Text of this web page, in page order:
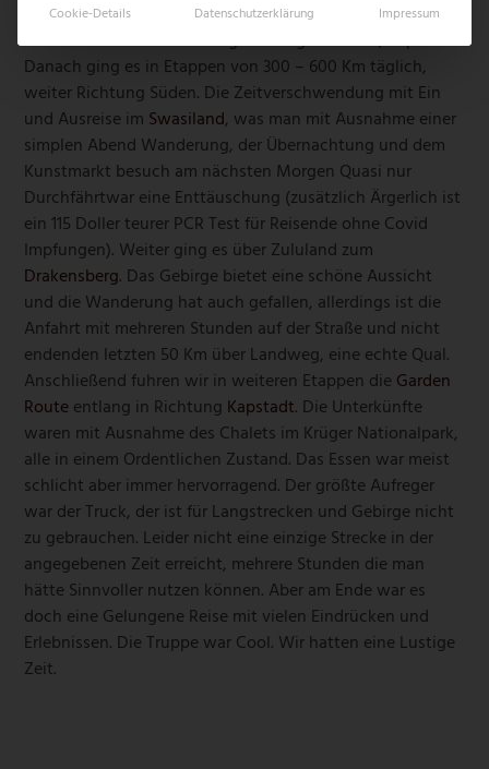
Pirschfahrten im Park mit einem Guide der beste
Kenntnisse besitzt und ein gutes Auge beweist, Top!
Danach ging es in Etappen von 300 – 600 Km täglich,
weiter Richtung Süden. Die Zeitverschwendung mit Ein
und Ausreise im Swasiland, was man mit Ausnahme einer
simplen Abend Wanderung, der Übernachtung und dem
Kunstmarkt besuch am nächsten Morgen Quasi nur
Durchfährtwar eine Enttäuschung (zusätzlich Ärgerlich ist
ein 115 Doller teurer PCR Test für Reisende ohne Covid
Impfungen). Weiter ging es über Zululand zum
Drakensberg. Das Gebirge bietet eine schöne Aussicht
und die Wanderung hat auch gefallen, allerdings ist die
Anfahrt mit mehreren Stunden auf der Straße und nicht
endenden letzten 50 Km über Landweg, eine echte Qual.
Anschließend fuhren wir in weiteren Etappen die Garden
Routeentlang in Richtung Kapstadt. Die Unterkünfte
waren mit Ausnahme des Chalets im Krüger Nationalpark,
alle in einem Ordentlichen Zustand. Das Essen war meist
schlicht aber immer hervorragend. Der größte Aufreger
war der Truck, der ist für Langstrecken und Gebirge nicht
zu gebrauchen. Leider nicht eine einzige Strecke in der
angegebenen Zeit erreicht, mehrere Stunden die man
hätte Sinnvoller nutzen können. Aber am Ende war es
doch eine Gelungene Reise mit vielen Eindrücken und
Erlebnissen. Die Truppe war Cool. Wir hatten eine Lustige
Zeit.
Cookie-Details Datenschutzerklärung Impressum